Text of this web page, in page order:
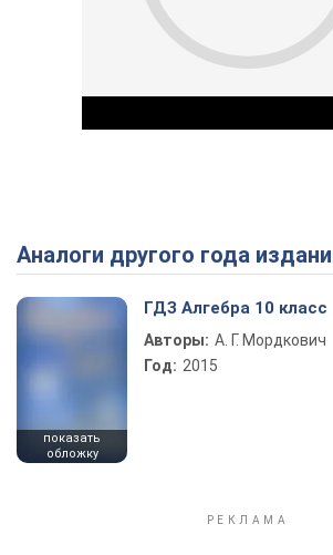
Play
Аналоги другого года
показать
обложку
ГДЗ Алгебра 10 класс
Авторы: А. Г. Мордкович
Год: 2015